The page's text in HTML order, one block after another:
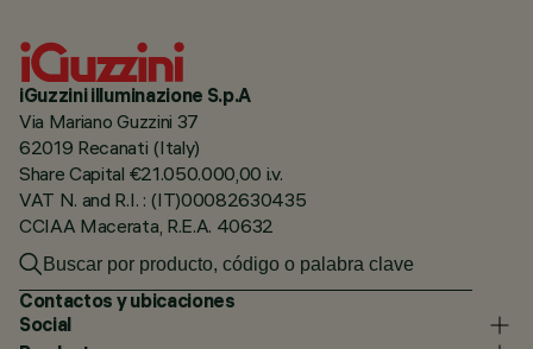
iGuzzini illuminazione S.p.A
Via Mariano Guzzini 37
62019 Recanati (Italy)
Share Capital €21.050.000,00 i.v.
VAT N. and R.I. : (IT)00082630435
CCIAA Macerata, R.E.A. 40632
Contactos y ubicaciones
Social